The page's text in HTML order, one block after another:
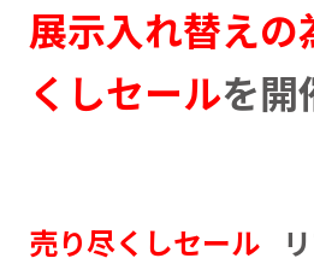
展示入れ替えの
くしセールを開
売り尽くしセール